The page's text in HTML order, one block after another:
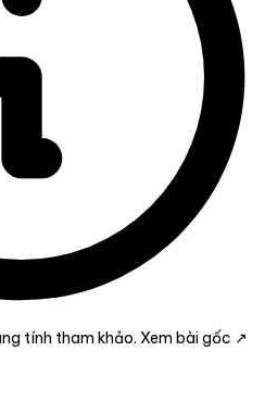
tính tham khảo. Xem bài gốc ↗